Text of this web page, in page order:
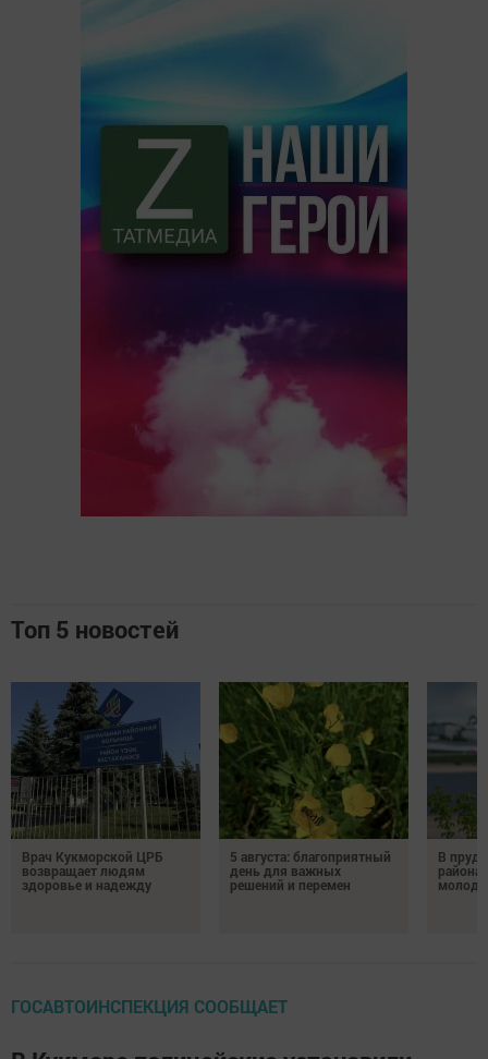
Топ 5 новостей
Врач Кукморской ЦРБ
возвращает людям
здоровье и надежду
5 августа: благоприятный
день для важных
решений и перемен
В
района
ГОСАВТОИНСПЕКЦИЯ СООБЩАЕТ